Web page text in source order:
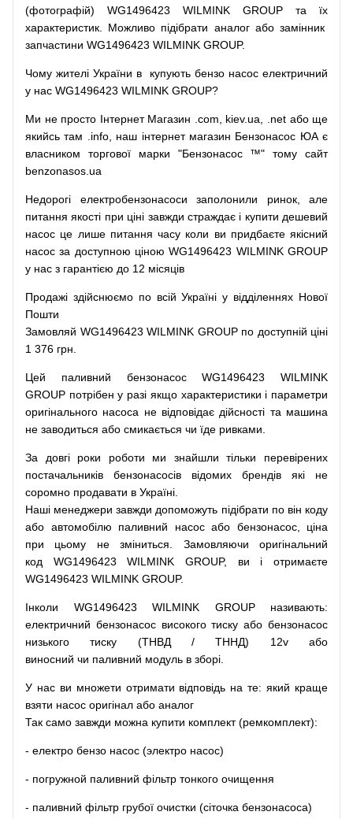
(фотографій) WG1496423 WILMINK GROUP та їх
характеристик. Можливо підібрати аналог або замінник
запчастини WG1496423 WILMINK GROUP.
Чому жителі України в купують бензо насос електричний
у нас WG1496423 WILMINK GROUP?
Ми не просто Інтернет Магазин .com kiev.ua .net або ще
якийсь там .info, наш інтернет магазин Бензонасос ЮА є
власником
торгової марки "Бензонасос ™" тому
сайт
benzonasos.ua
Недорогі електробензонасоси заполонили ринок,
але
питання якості при ціні завжди страждає і купити дешевий
насос це лише питання часу коли ви придбаєте якісний
насос за доступною ціною WG1496423 WILMINK GROUP
у нас з гарантією до 12 місяців
Продажі здійснюємо по всій Україні у відділеннях Нової
Пошти
Замовляй WG1496423 WILMINK GROUP по доступній ціні
1 376 грн.
Цей паливний бензонасосWG1496423 WILMINK
GROUP потрібен у разі якщо характеристики і параметри
оригінального насоса не відповідає дійсності та машина
не заводиться або смикається чи їде ривками
За довгі роки роботи ми знайшли тільки
перевірених
постачальників
бензонасосів відомих брендів які
не
соромно продавати в Україні.
Наші менеджери завжди допоможуть підібрати по він коду
або автомобілю паливний насос або бензонасос,
ціна
при
цьому не зміниться Замовляючи
оригінальний
код WG1496423 WILMINK GROUP, ви і отримаєте
WG1496423 WILMINK GROUP.
Інколи WG1496423 WILMINK GROUP називають:
електричний бензонасос високого тиску або бензонасос
низького
тиску (ТНВД / ТННД) 12v
або
виносний чи паливний модуль в зборі
У нас ви множети отримати відповідь на те: який краще
взяти насос оригінал або аналог
Так само завжди можна купити комплект (ремкомплект):
- електро бензо насос (электро насос)
- погружной паливний фільтр тонкого очищення
- паливний фільтр грубої очистки (сіточка бензонасоса)